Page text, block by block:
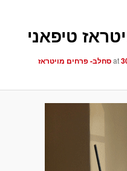
טיפאני
סחלב- פרחים מויטראז